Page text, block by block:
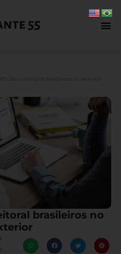
eleitoral brasileiros no exterior
brasileiros no